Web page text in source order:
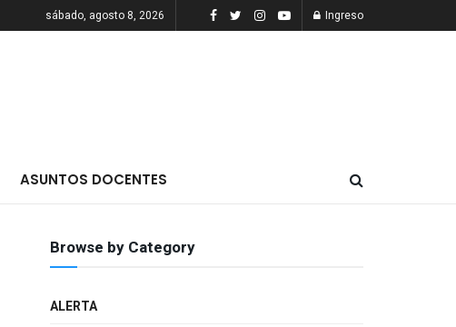
sábado, agosto 8, 2026 Ingreso
ASUNTOS DOCENTES
Browse by Category
ALERTA